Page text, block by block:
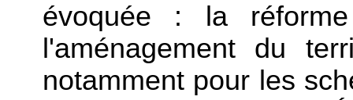
évoquée : la
l'aménagement du
notamment pour les